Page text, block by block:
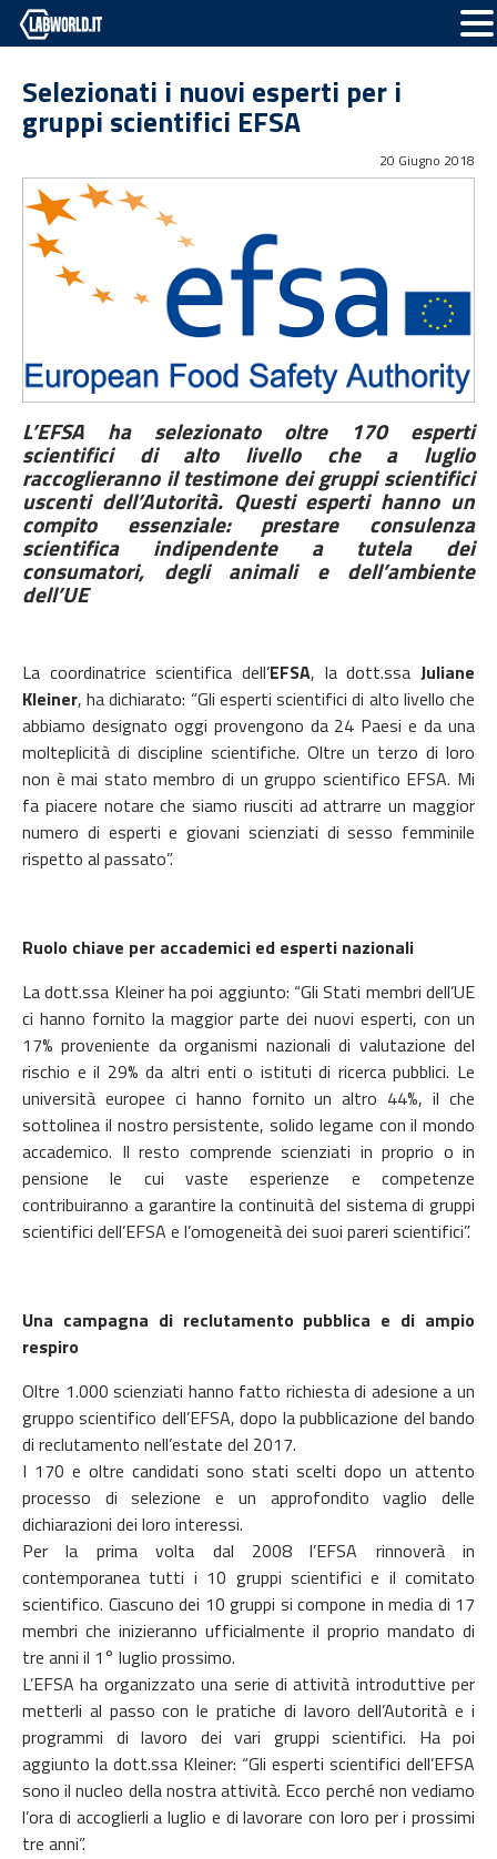
Selezionati i nuovi esperti per i
gruppi scientifici EFSA
20 Giugno 2018
L’EFSA ha selezionato oltre 170 esperti
scientifici di alto livello che a luglio
raccoglieranno il testimone dei gruppi scientifici
uscenti dell’Autorità. Questi esperti hanno un
compito essenziale: prestare consulenza
scientifica indipendente a tutela dei
consumatori, degli animali e dell’ambiente
dell’UE
La coordinatrice scientifica dell’EFSA, la dott.ssa Juliane
Kleiner, ha dichiarato: “Gli esperti scientifici di alto livello che
abbiamo designato oggi provengono da 24 Paesi e da una
molteplicità di discipline scientifiche. Oltre un terzo di loro
non è mai stato membro di un gruppo scientifico EFSA. Mi
fa piacere notare che siamo riusciti ad attrarre un maggior
numero di esperti e giovani scienziati di sesso femminile
rispetto al passato”.
Ruolo chiave per accademici ed esperti nazionali
La dott.ssa Kleiner ha poi aggiunto: “Gli Stati membri dell’UE
ci hanno fornito la maggior parte dei nuovi esperti, con un
17% proveniente da organismi nazionali di valutazione del
rischio e il 29% da altri enti o istituti di ricerca pubblici. Le
università europee ci hanno fornito un altro 44%, il che
sottolinea il nostro persistente, solido legame con il mondo
accademico. Il resto comprende scienziati in proprio o in
pensione le cui vaste esperienze e competenze
contribuiranno a garantire la continuità del sistema di gruppi
scientifici dell’EFSA e l’omogeneità dei suoi pareri scientifici”.
Una campagna di reclutamento pubblica e di ampio
respiro
Oltre 1.000 scienziati hanno fatto richiesta di adesione a un
gruppo scientifico dell’EFSA, dopo la pubblicazione del bando
di reclutamento nell’estate del 2017.
I 170 e oltre candidati sono stati scelti dopo un attento
processo di selezione e un approfondito vaglio delle
dichiarazioni dei loro interessi.
Per la prima volta dal 2008 l’EFSA rinnoverà in
contemporanea tutti i 10 gruppi scientifici e il comitato
scientifico. Ciascuno dei 10 gruppi si compone in media di 17
membri che inizieranno ufficialmente il proprio mandato di
tre anni il 1° luglio prossimo.
L’EFSA ha organizzato una serie di attività introduttive per
metterli al passo con le pratiche di lavoro dell’Autorità e i
programmi di lavoro dei vari gruppi scientifici. Ha poi
aggiunto la dott.ssa Kleiner: “Gli esperti scientifici dell’EFSA
sono il nucleo della nostra attività. Ecco perché non vediamo
l’ora di accoglierli a luglio e di lavorare con loro per i prossimi
tre anni”.